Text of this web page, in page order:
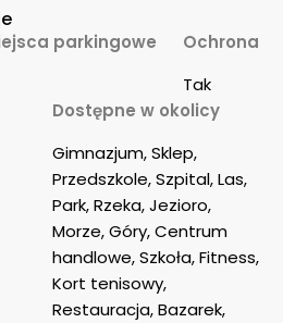
parkingowe
Ochrona
Tak
Dostępne w okolicy
Gimnazjum, Sklep,
Przedszkole, Szpital, Las,
Park, Rzeka, Jezioro,
Morze, Góry, Centrum
handlowe, Szkoła, Fitness,
Kort tenisowy,
Restauracja, Bazarek,